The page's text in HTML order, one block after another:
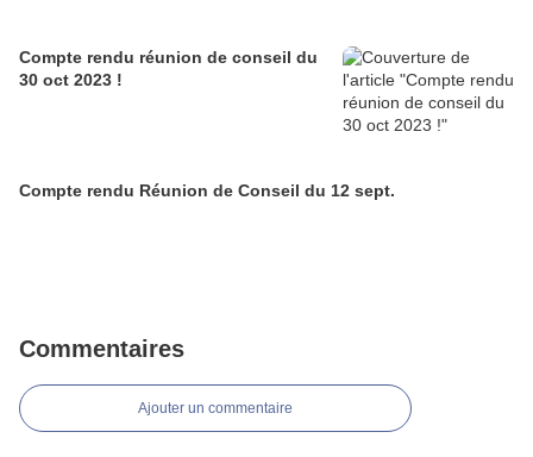
Compte rendu réunion de conseil du
30 oct 2023 !
Compte rendu Réunion de Conseil du 12 sept.
Commentaires
Ajouter un commentaire